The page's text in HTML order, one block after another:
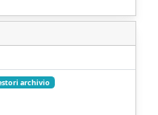
archivio